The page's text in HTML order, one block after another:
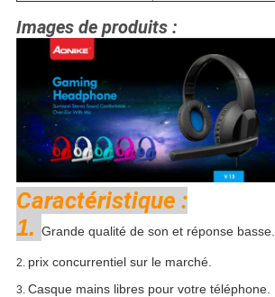
Images de produits :
Caractéristique :
1. Grande qualité de son et réponse basse.
2. prix concurrentiel sur le marché.
3. Casque mains libres pour votre téléphone.